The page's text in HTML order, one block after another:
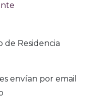
de Residencia
envían por email